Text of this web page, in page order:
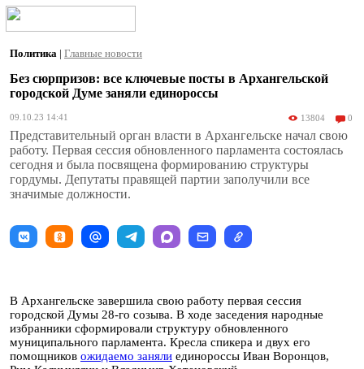
Политика | Главные новости
Без сюрпризов: все ключевые посты в Архангельской
городской Думе заняли единороссы
09.10.23 14:41 13804 0
Представительный орган власти в Архангельске начал свою
работу. Первая сессия обновленного парламента состоялась
сегодня и была посвящена формированию структуры
гордумы. Депутаты правящей партии заполучили все
значимые должности.
В Архангельске завершила свою работу первая сессия
городской Думы 28-го созыва. В ходе заседения народные
избранники сформировали структуру обновленного
муниципального парламента. Кресла спикера и двух его
помощников ожидаемо заняли единороссы Иван Воронцов,